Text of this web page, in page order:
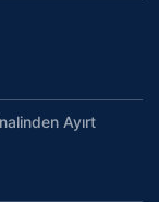
Ayırt